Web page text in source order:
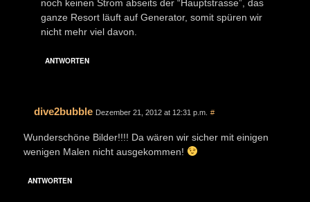
noch keinen Strom abseits der “Hauptstrasse”, das
ganze Resort läuft auf Generator, somit spüren wir
nicht mehr viel davon.
ANTWORTEN
dive2bubble Dezember 21, 2012 at 12:31 p.m. #
Wunderschöne Bilder!!!! Da wären wir sicher mit einigen
wenigen Malen nicht ausgekommen!
ANTWORTEN